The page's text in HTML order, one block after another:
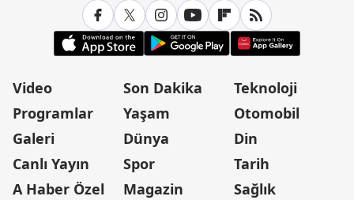
Video
Programlar
Galeri
Canlı Yayın
A Haber Özel
Son Dakika
Yaşam
Dünya
Spor
Magazin
Teknoloji
Otomobil
Din
Tarih
Sağlık